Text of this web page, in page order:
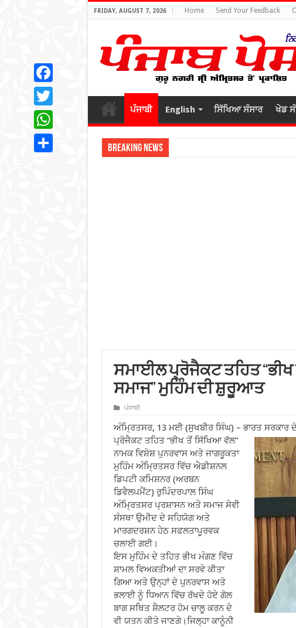
FRIDAY, AUGUST 7, 2026 Home Send Your Feedback
ਪੰਜਾਬੀ English ਸਿੱਖਿਆ ਸੰਸਾਰ ਖੇਡ
Breaking News
ਸਮਾਈਲ ਪ੍ਰੋਜੈਕਟ ਤਹਿਤ
ਸਮਾਜ” ਮੁਹਿੰਮ ਦੀ ਸ਼ੁਰੂਆਤ
ਪੰਜਾਬੀ
ਅੰਮ੍ਰਿਤਸਰ, 13 ਮਈ (ਸੁਖਬੀਰ ਸਿੰਘ) – ਭਾਰਤ ਸਰਕਾਰ
ਪ੍ਰੋਜੈਕਟ ਤਹਿਤ “ਭੀਖ ਤੋਂ ਸਿੱਖਿਆਵੱਲ”
ਨਾਮਕ ਵਿਸ਼ੇਸ਼ ਪੁਨਰਵਾਸ ਅਤੇ ਜਾਗਰੂਕਤਾ
ਮੁਹਿੰਮ ਅੰਮ੍ਰਿਤਸਰ ਵਿੱਚ ਐਡੀਸ਼ਨਲ
ਡਿਪਟੀ ਕਮਿਸ਼ਨਰ (ਅਰਬਨ
ਡਿਵੈਲਪਮੈਂਟ) ਰੁਪਿੰਦਰਪਾਲ ਸਿੰਘ
ਅੰਮ੍ਰਿਤਸਰ ਪ੍ਰਸ਼ਾਸਨ ਅਤੇ ਸਮਾਜ ਸੇਵੀ
ਸੰਸਥਾ ਉਮੀਦ ਦੇ ਸਹਿਯੋਗ ਅਤੇ
ਮਾਰਗਦਰਸ਼ਨ ਹੇਠ ਸਫਲਤਾਪੂਰਵਕ
ਚਲਾਈ ਗਈ।
ਇਸ ਮੁਹਿੰਮ ਦੇ ਤਹਿਤ ਭੀਖ ਮੰਗਣ ਵਿੱਚ
ਸ਼ਾਮਲ ਵਿਅਕਤੀਆਂ ਦਾ ਸਰਵੇ ਕੀਤਾ
ਗਿਆ ਅਤੇ ਉਨ੍ਹਾਂ ਦੇ ਪੁਨਰਵਾਸ ਅਤੇ
ਭਲਾਈ ਨੂੰ ਧਿਆਨ ਵਿੱਚ ਰੱਖਦੇ ਹੋਏ ਗੋਲ
ਬਾਗ ਸਥਿਤ ਸ਼ੈਲਟਰ ਹੋਮ ਚਾਲੂ ਕਰਨ ਦੇ
ਵੀ ਯਤਨ ਕੀਤੇ ਜਾਣਗੇ।ਜਿਲ੍ਹਾ ਕਾਨੂੰਨੀ
Facebook
Twitter
WhatsApp